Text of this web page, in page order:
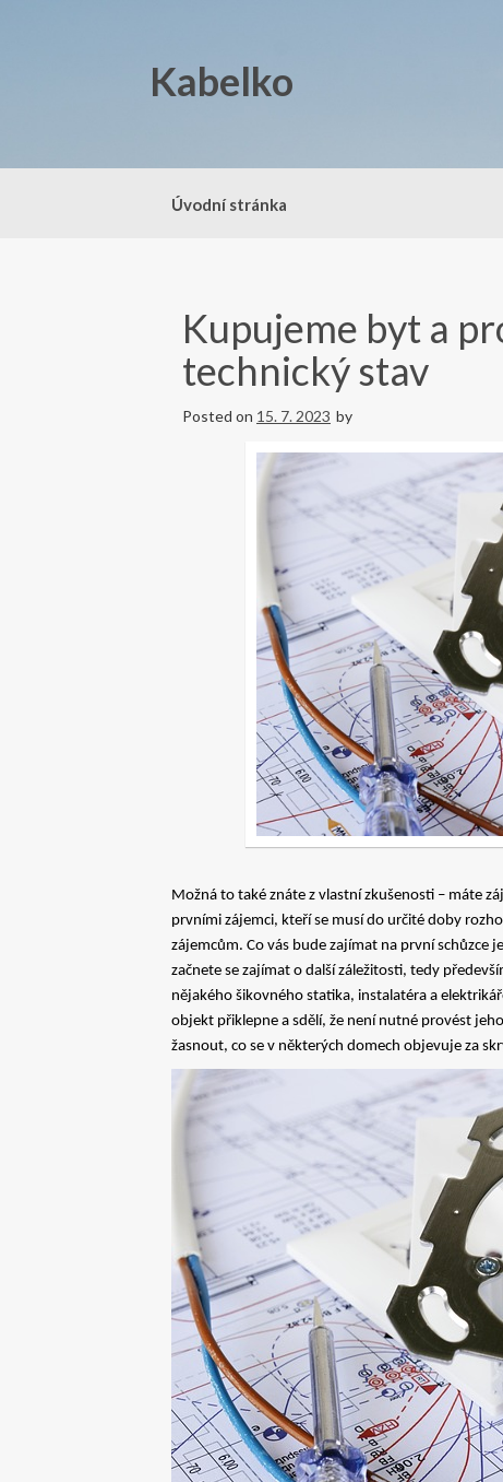
Kabelko
Úvodní stránka
Kupujeme byt a
technický stav
Posted on 15. 7. 2023 by
Možná to také znáte z vlastní zkušenosti – máte
prvními zájemci, kteří se musí do určité doby
zájemcům. Co vás bude zajímat na první schůzce
začnete se zajímat o další záležitosti, tedy
nějakého šikovného statika, instalatéra a
objekt přiklepne a sdělí, že není nutné provést
žasnout, co se v některých domech objevuje za